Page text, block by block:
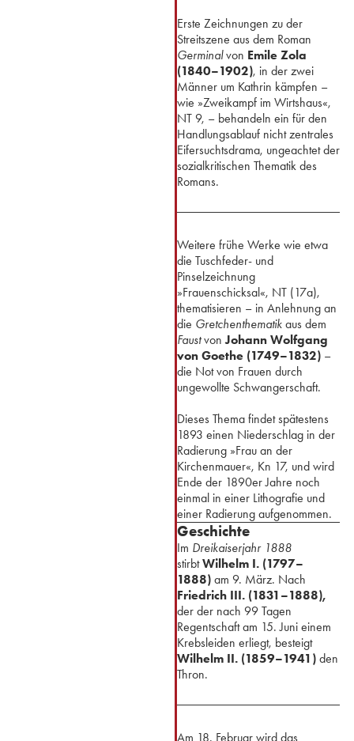
Erste Zeichnungen zu der
Streitszene aus dem Roman
Germinalvon Emile Zola
(1840–1902), in der zwei
Männer um Kathrin kämpfen –
wie »Zweikampf im Wirtshaus«,
NT 9, – behandeln ein für den
Handlungsablauf nicht zentrales
Eifersuchtsdrama, ungeachtet der
sozialkritischen Thematik des
Romans.
Weitere frühe Werke wie etwa
die Tuschfeder- und
Pinselzeichnung
»Frauenschicksal«, NT (17a),
thematisieren – in Anlehnung an
die Gretchenthematik aus dem
FaustvonJohann Wolfgang
von Goethe (1749–1832) –
die Not von Frauen durch
ungewollte Schwangerschaft.
⁢Dieses Thema findet spätestens
1893 einen Niederschlag in der
Radierung »Frau an der
Kirchenmauer«, Kn 17, und wird
Ende der 1890er Jahre noch
einmal in einer Lithografie und
einer Radierung aufgenommen.
Geschichte
⁢Im Dreikaiserjahr 1888
stirbtWilhelm I. (1797–
1888) am 9. März. Nach
Friedrich III. (1831–1888),
der der nach 99 Tagen
Regentschaft am 15. Juni einem
Krebsleiden erliegt, besteigt
Wilhelm II. (1859–1941) den
Thron.
Am 18. Februar wird das